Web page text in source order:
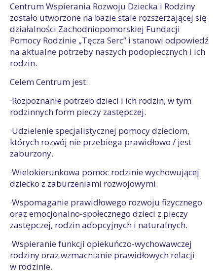
Centrum Wspierania Rozwoju Dziecka i Rodziny
zostało utworzone na bazie stale rozszerzającej się
działalności Zachodniopomorskiej Fundacji
Pomocy Rodzinie „Tęcza Serc” i stanowi odpowiedź
na aktualne potrzeby naszych podopiecznych i ich
rodzin.
Celem Centrum jest:
·Rozpoznanie potrzeb dzieci i ich rodzin, w tym
rodzinnych form pieczy zastępczej.
·Udzielenie specjalistycznej pomocy dzieciom,
których rozwój nie przebiega prawidłowo / jest
zaburzony.
·Wielokierunkowa pomoc rodzinie wychowującej
dziecko z zaburzeniami rozwojowymi.
·Wspomaganie prawidłowego rozwoju fizycznego
oraz emocjonalno-społecznego dzieci z pieczy
zastępczej, rodzin adopcyjnych i naturalnych.
·Wspieranie funkcji opiekuńczo-wychowawczej
rodziny oraz wzmacnianie prawidłowych relacji
w rodzinie.